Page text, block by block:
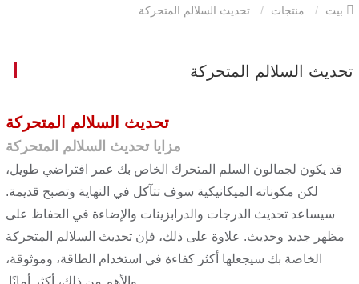
منتجات
تحديث السلالم المتحركة
تحديث السلالم المتحركة
مزايا تحديث السلالم المتحركة
قد يكون لجمالون السلم المتحرك الخاص بك عمر افتراضي طويل،
لكن مكوناته الميكانيكية سوف تتآكل في النهاية وتصبح قديمة.
سيساعد تحديث الدرجات والدرابزينات والإضاءة في الحفاظ على
مظهر جديد وحديث. علاوة على ذلك، فإن تحديث السلالم المتحركة
الخاصة بك سيجعلها أكثر كفاءة في استخدام الطاقة، وموثوقة،
والأهم من ذلك، أكثر أمانًا.